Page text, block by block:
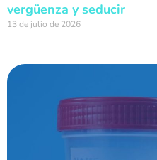
vergüenza y seducir
13 de julio de 2026